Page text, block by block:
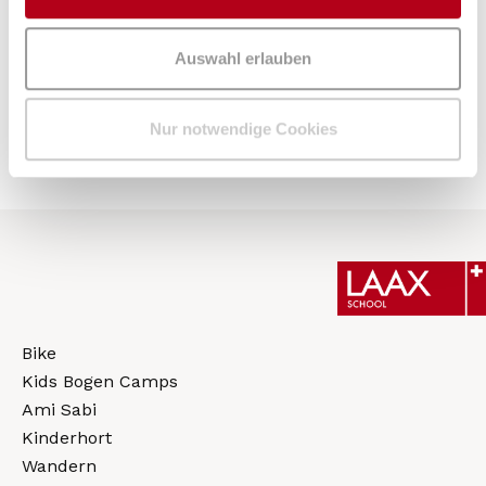
Auswahl erlauben
Nur notwendige Cookies
Bike
Kids Bogen Camps
Ami Sabi
Kinderhort
Wandern